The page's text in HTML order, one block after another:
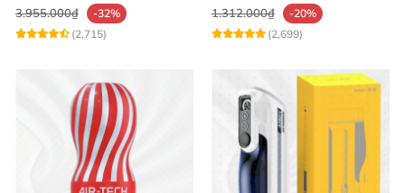
3.955.000₫
-32%
(2,715)
1.312.000₫
-20%
(2,699)